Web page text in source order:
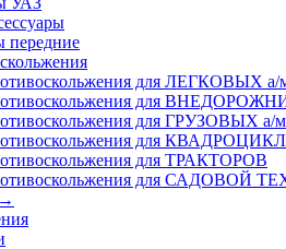
передние
для ЛЕГКОВЫХ а/
для
для ГРУЗОВЫХ а/м
для
для ТРАКТОРОВ
для САДОВОЙ
→